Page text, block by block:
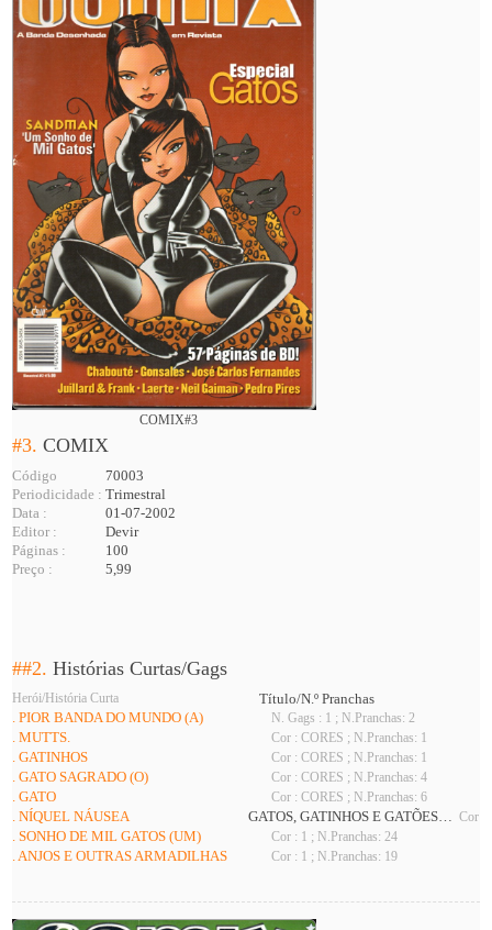
COMIX#3
#3.COMIX
Código
70003
Periodicidade : Trimestral
Data :
01-07-2002
Editor :
Devir
Páginas :
100
Preço :
5,99
##2.Histórias Curtas/Gags
Herói/História Curta
Título/N.º Pranchas
. PIOR BANDA DO MUNDO (A)
N. Gags : 1 ; N.Pranchas: 2
. MUTTS. Cor : CORES ; N.Pranchas: 1
. GATINHOS Cor : CORES ; N.Pranchas: 1
. GATO SAGRADO (O) Cor : CORES ; N.Pranchas: 4
. GATO Cor : CORES ; N.Pranchas: 6
. NÍQUEL NÁUSEA GATOS, GATINHOS E GATÕES… Cor :
. SONHO DE MIL GATOS (UM) Cor : 1 ; N.Pranchas: 24
. ANJOS E OUTRAS ARMADILHAS Cor : 1 ; N.Pranchas: 19